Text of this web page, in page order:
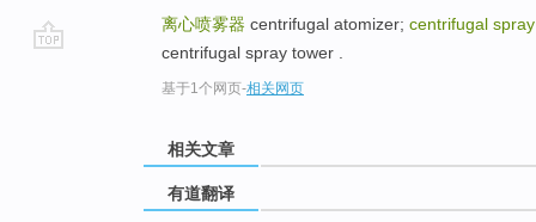
离心喷雾器 centrifugal atomizer; centrifugal
centrifugal spray tower .
基于1个网页-相关网页
相关文章
有道翻译